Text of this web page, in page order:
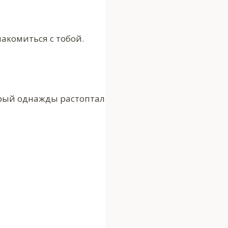
с тобой.
однажды растоптал